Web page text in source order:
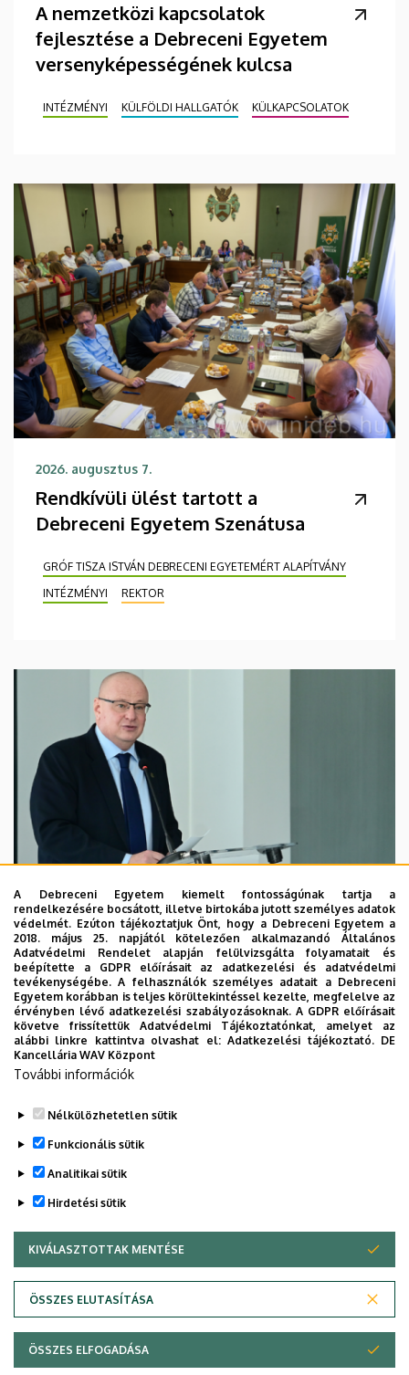
A nemzetközi kapcsolatok
fejlesztése a Debreceni Egyetem
versenyképességének kulcsa
INTÉZMÉNYI KÜLFÖLDI HALLGATÓK KÜLKAPCSOLATOK
2026. augusztus 7.
Rendkívüli ülést tartott a
Debreceni Egyetem Szenátusa
GRÓF TISZA ISTVÁN DEBRECENI EGYETEMÉRT ALAPÍTVÁNY
INTÉZMÉNYI
REKTOR
2026. augusztus 7.
Kossa György búcsúzó beszéde
GRÓF TISZA ISTVÁN DEBRECENI EGYETEMÉRT ALAPÍTVÁNY
INTÉZMÉNYI
Adatvédelem
Copyright © 2026 Unideb
A Debreceni Egyetem kiemelt fontosságúnak tartja a
rendelkezésére bocsátott, illetve birtokába jutott személyes adatok
védelmét. Ezúton tájékoztatjuk Önt, hogy a Debreceni Egyetem a
2018. május 25. napjától kötelezően alkalmazandó Általános
Adatvédelmi Rendelet alapján felülvizsgálta folyamatait és
beépítette a GDPR előírásait az adatkezelési és adatvédelmi
tevékenységébe. A felhasználók személyes adatait a Debreceni
Egyetem korábban is teljes körültekintéssel kezelte, megfelelve az
érvényben lévő adatkezelési szabályozásoknak. A GDPR előírásait
követve frissítettük Adatvédelmi Tájékoztatónkat, amelyet az
alábbi linkre kattintva olvashat el:Adatkezelési tájékoztató. DE
Kancellária WAV Központ
További információk
Nélkülözhetetlen sütik
Funkcionális sütik
Analitikai sütik
Hirdetési sütik
KIVÁLASZTOTTAK MENTÉSE
ÖSSZES ELUTASÍTÁSA
WITHDRAW CONSENT
ÖSSZES ELFOGADÁSA